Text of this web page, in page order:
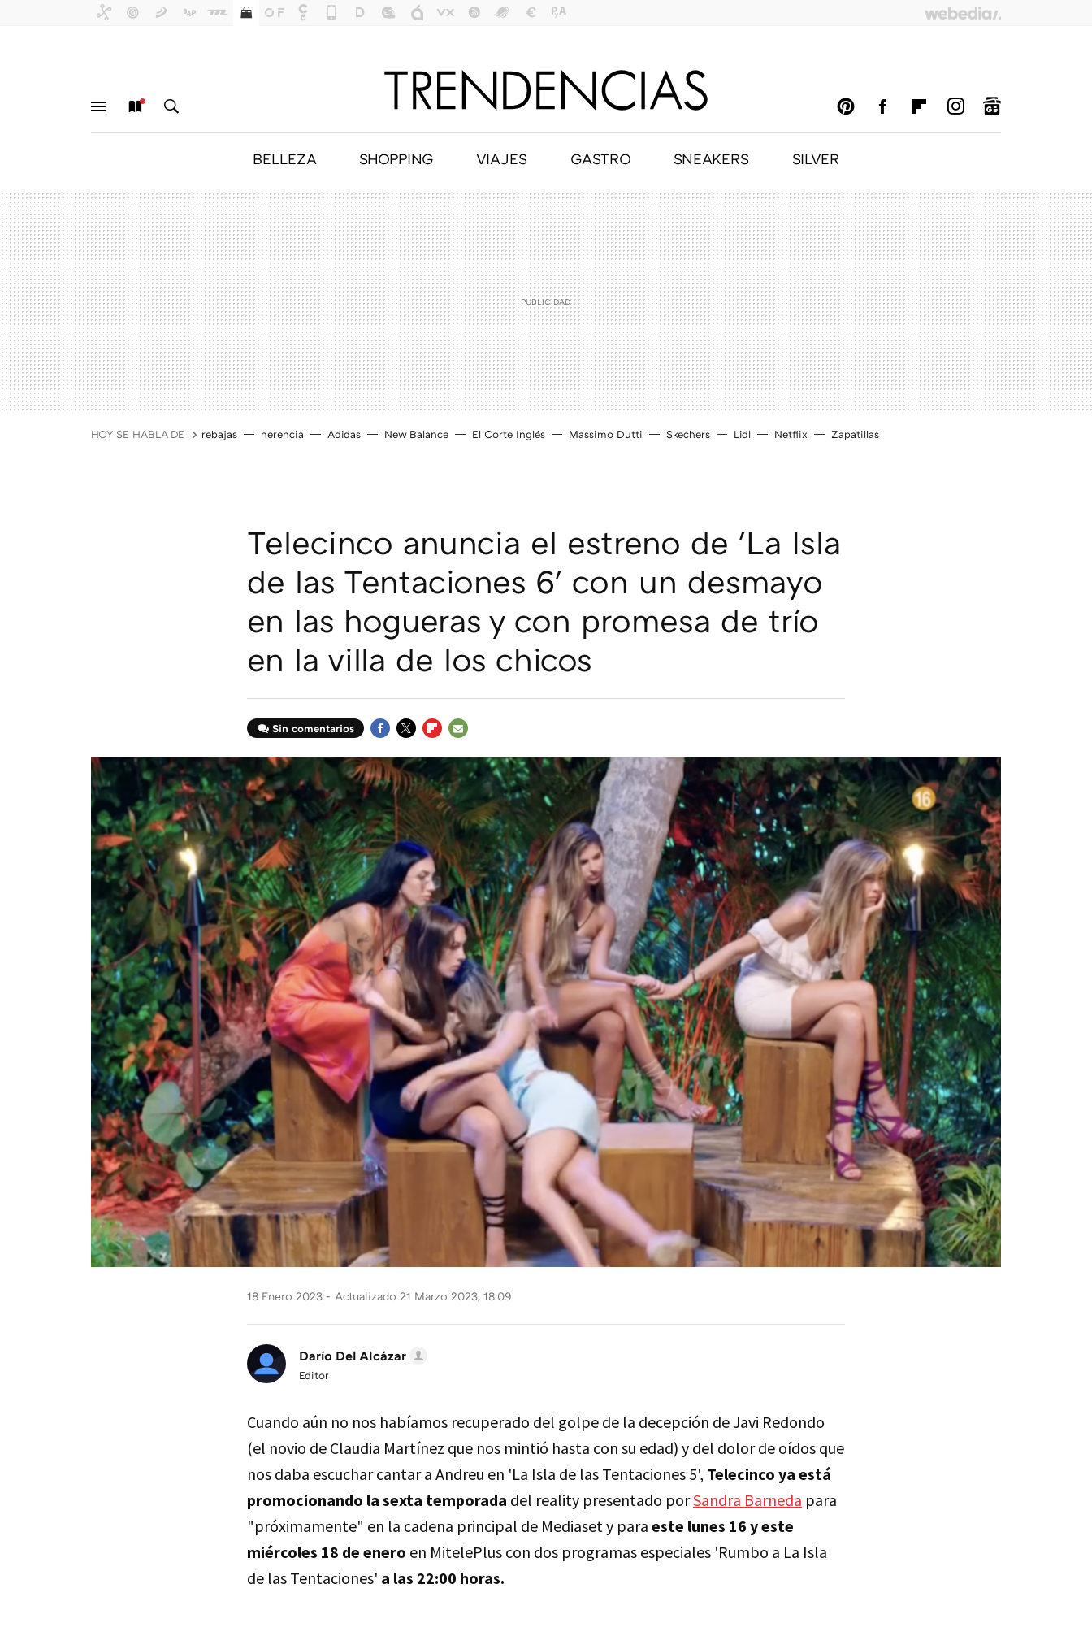
BELLEZA SHOPPING VIAJES GASTRO SNEAKERS SILVER
HOY SE HABLA DE rebajas herencia Adidas New Balance El Corte Inglés Massimo Dutti Skechers Lidl Netflix Zapatillas
Telecinco anuncia el estreno de 'La Isla
de las Tentaciones 6' con un desmayo
en las hogueras y con promesa de trío
en la villa de los chicos
Sin comentarios
MAIL
18 Enero 2023 Actualizado 21 Marzo 2023, 18:09
Darío Del Alcázar
Editor
Cuando aún no nos habíamos recuperado del golpe de la decepción de Javi Redondo
(el novio de Claudia Martínez que nos mintió hasta con su edad) y del dolor de oídos que
nos daba escuchar cantar a Andreu en 'La Isla de las Tentaciones 5', Telecinco ya está
promocionando la sexta temporada del reality presentado porSandra Barneda para
"próximamente" en la cadena principal de Mediaset y para este lunes 16 y este
miércoles 18 de enero en MitelePlus con dos programas especiales 'Rumbo a La Isla
de las Tentaciones' a las 22:00 horas.